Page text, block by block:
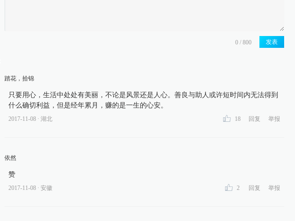
发表
踏花，拾锦
只要用心，生活中处处有美丽，不论是风景还是人心。善良与助人或许短时间内无法得到
什么确切利益，但是经年累月，赚的是一生的心安。
2017-11-08 ∙ 湖北 18 回复 举报
依然
赞
2017-11-08 ∙ 安徽 2 回复 举报